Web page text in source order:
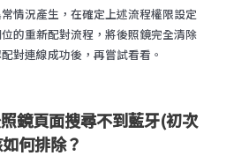
情況產生，在確定上述流程權限設定
的重新配對流程，將後照鏡完全清除
對連線成功後，再嘗試看看。
鏡頁面搜尋不到藍牙(初次
何排除？